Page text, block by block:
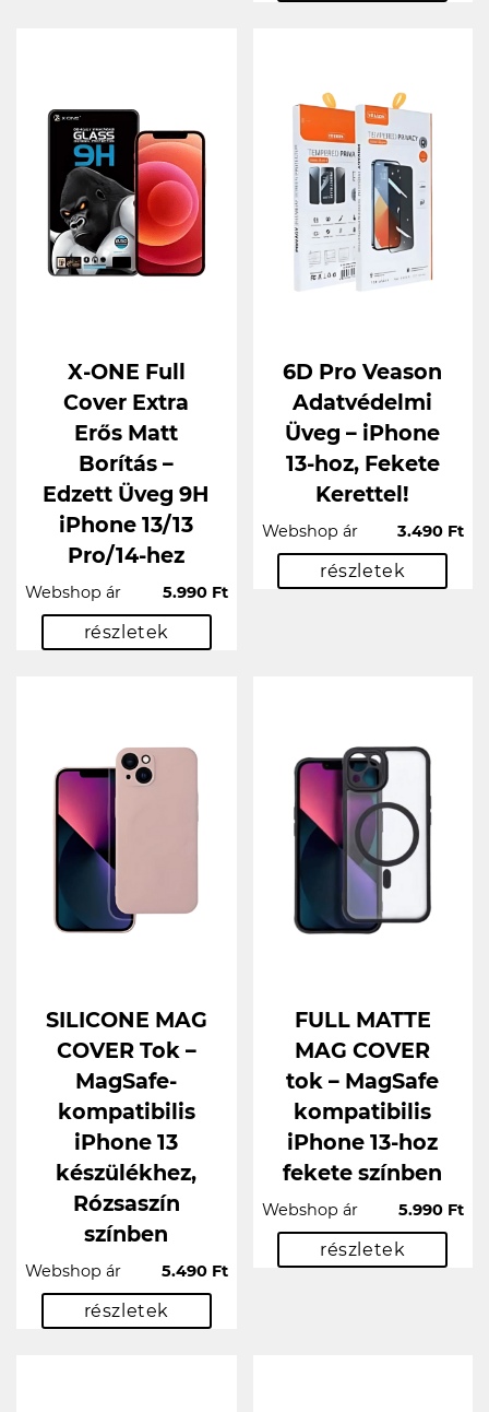
X-ONE Full
Cover Extra
Erős Matt
Borítás –
Edzett Üveg 9H
iPhone 13/13
Pro/14-hez
Webshop ár 5.990 Ft
részletek
6D Pro Veason
Adatvédelmi
Üveg – iPhone
13-hoz, Fekete
Kerettel!
Webshop ár 3.490 Ft
részletek
SILICONE MAG
COVER Tok –
MagSafe-
kompatibilis
iPhone 13
készülékhez,
Rózsaszín
színben
Webshop ár 5.490 Ft
részletek
FULL MATTE
MAG COVER
tok – MagSafe
kompatibilis
iPhone 13-hoz
fekete színben
Webshop ár 5.990 Ft
részletek